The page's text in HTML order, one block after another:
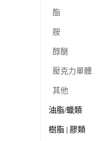
酯
胺
醇醚
壓克力單體
其他
油脂/蠟類
樹脂 | 膠類